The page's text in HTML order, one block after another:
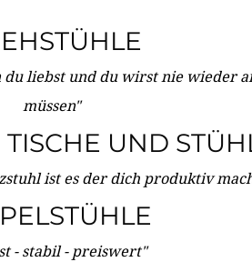
du liebst und du wirst nie wieder
müssen"
UND
ist es der dich produktiv
- stabil - preiswert"